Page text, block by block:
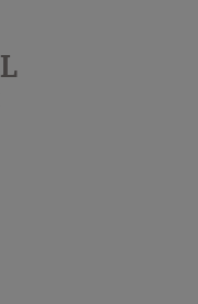
5 Sternen